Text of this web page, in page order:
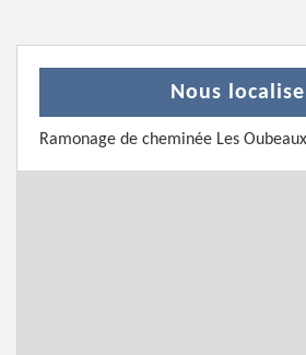
Nous
Ramonage de cheminée Les Oubeaux